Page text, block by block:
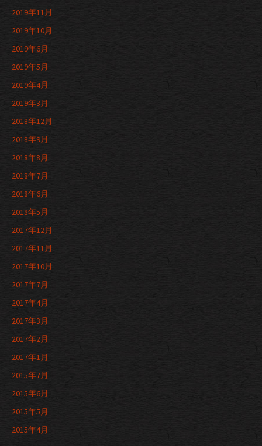
2019年11月
2019年10月
2019年6月
2019年5月
2019年4月
2019年3月
2018年12月
2018年9月
2018年8月
2018年7月
2018年6月
2018年5月
2017年12月
2017年11月
2017年10月
2017年7月
2017年4月
2017年3月
2017年2月
2017年1月
2015年7月
2015年6月
2015年5月
2015年4月